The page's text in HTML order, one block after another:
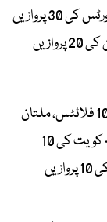
ظہبی دوحہ بحرین کویت شارجہ سمیت دیگر ایرپورٹس کی 30 پروازیں
اور لاہور ایرپورٹ پر دبئی ابو ظہبی قطر کویت بحرین کی 20 پروازیں
پشاور ایئرپورٹ سے دبئی شارجہ قطر ابو ظہبی کی 10 فلائٹس، ملتان
ایرپورٹ سے دبئی شارجہ راس الخیمہ بحرین دوحہ کویت کی 10
پروازیں اور سیالکوٹ ایرپورٹ سے دبئی سیالکوٹ کی 10 پروازیں